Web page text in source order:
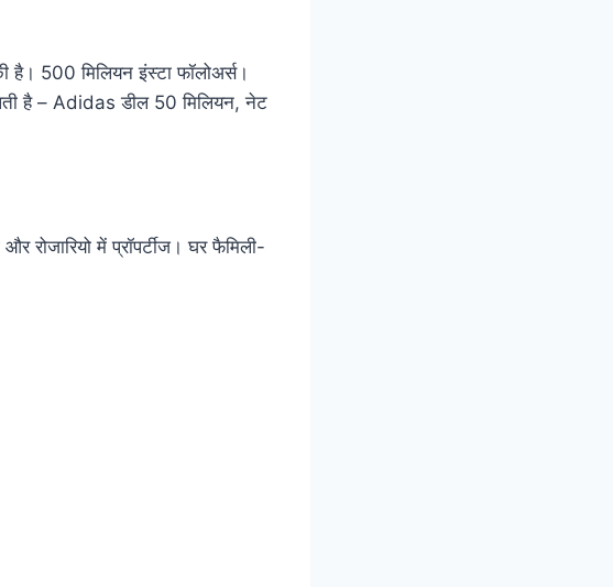
500 मिलियन इंस्टा फॉलोअर्स।
है – Adidas डील 50 मिलियन, नेट
रोजारियो में प्रॉपर्टीज। घर फैमिली-